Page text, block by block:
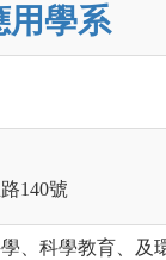
用學系
140號
、科學教育、及